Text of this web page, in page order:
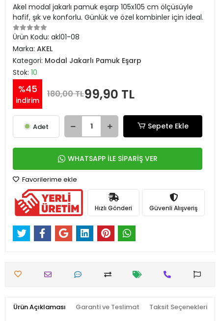
Akel modal jakarlı pamuk eşarp 105x105 cm ölçüsüyle
hafif, şık ve konforlu. Günlük ve özel kombinler için ideal.
Ürün Kodu: akl01-08
Marka: AKEL
Kategori: Modal Jakarlı Pamuk Eşarp
Stok: 10
%45
indirim
180,00 TL99,90 TL
Adet Sepete Ekle
WHATSAPP İLE SİPARİŞ VER
Favorilerime ekle
Hızlı Gönderi Güvenli Alışveriş
Ürün Açıklaması Garanti ve Teslimat Taksit Seçenekleri